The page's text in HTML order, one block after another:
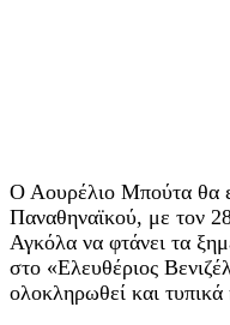
Ο Αουρέλιο Μπούτα θα
Παναθηναϊκού, με τον
Αγκόλα να φτάνει τα
στο «Ελευθέριος
ολοκληρωθεί και